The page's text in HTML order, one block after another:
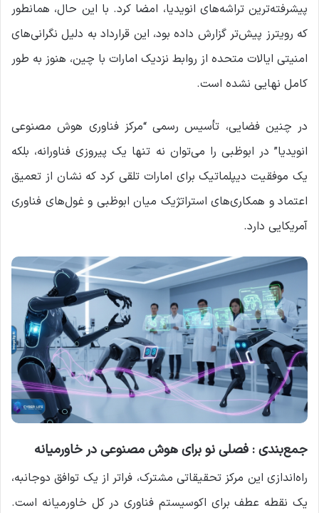
پیشرفته‌ترین تراشه‌های انویدیا، امضا کرد. با این حال، همانطور
که رویترز پیش‌تر گزارش داده بود، این قرارداد به دلیل نگرانی‌های
امنیتی ایالات متحده از روابط نزدیک امارات با چین، هنوز به طور
کامل نهایی نشده است.
در چنین فضایی، تأسیس رسمی “مرکز فناوری هوش مصنوعی
انویدیا” در ابوظبی را می‌توان نه تنها یک پیروزی فناورانه، بلکه
یک موفقیت دیپلماتیک برای امارات تلقی کرد که نشان از تعمیق
اعتماد و همکاری‌های استراتژیک میان ابوظبی و غول‌های فناوری
آمریکایی دارد.
جمع‌بندی : فصلی نو برای هوش مصنوعی در خاورمیانه
راه‌اندازی این مرکز تحقیقاتی مشترک، فراتر از یک توافق دوجانبه،
یک نقطه عطف برای اکوسیستم فناوری در کل خاورمیانه است.